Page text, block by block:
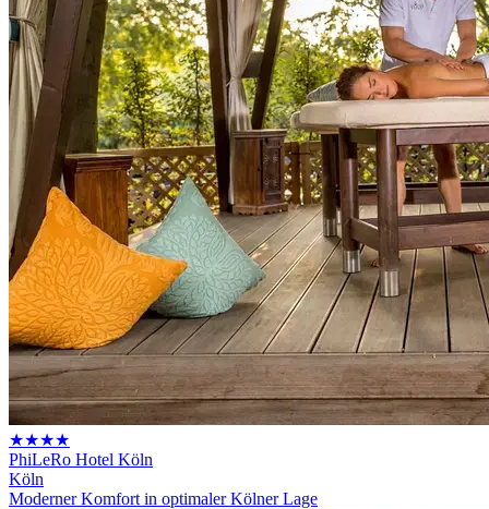
★★★★
PhiLeRo Hotel Köln
Köln
Moderner Komfort in optimaler Kölner Lage